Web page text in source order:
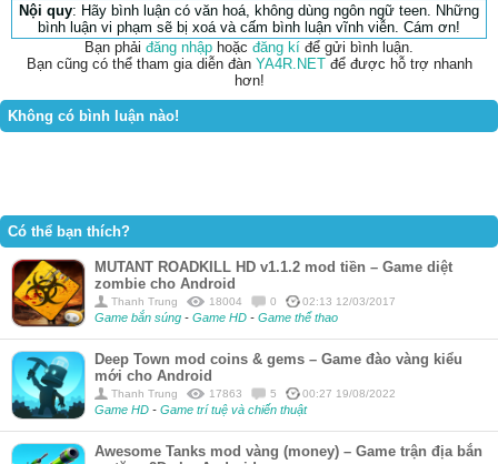
Nội quy: Hãy bình luận có văn hoá, không dùng ngôn ngữ teen. Những
bình luận vi phạm sẽ bị xoá và cấm bình luận vĩnh viễn. Cám ơn!
Bạn phải đăng nhập hoặc đăng kí để gửi bình luận.
Bạn cũng có thể tham gia diễn đàn YA4R.NETđể được hỗ trợ nhanh
hơn!
Không có bình luận nào!
Có thể bạn thích?
MUTANT ROADKILL HD v1.1.2 mod tiền – Game diệt
zombie cho Android
Thanh Trung 18004 0 02:13 12/03/2017
Game bắn súng - Game HD - Game thể thao
Deep Town mod coins & gems – Game đào vàng kiểu
mới cho Android
Thanh Trung 17863 5 00:27 19/08/2022
Game HD - Game trí tuệ và chiến thuật
Awesome Tanks mod vàng (money) – Game trận địa bắn